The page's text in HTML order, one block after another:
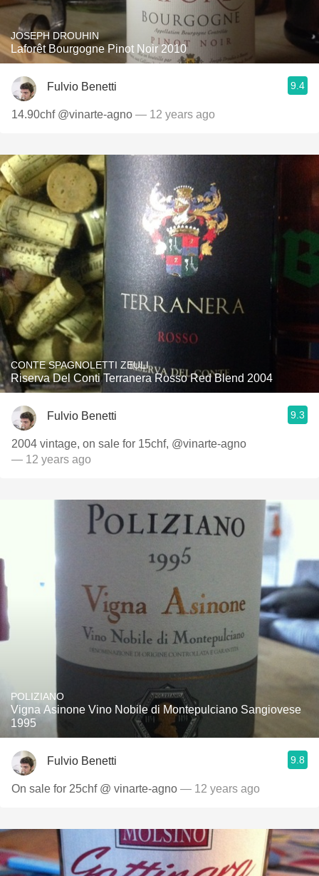
JOSEPH DROUHIN
Laforêt Bourgogne Pinot Noir 2010
Fulvio Benetti 9.4
14.90chf @vinarte-agno — 12 years ago
CONTE SPAGNOLETTI ZEULI
Riserva Del Conti Terranera Rosso Red Blend 2004
Fulvio Benetti 9.3
2004 vintage, on sale for 15chf, @vinarte-agno
— 12 years ago
POLIZIANO
Vigna Asinone Vino Nobile di Montepulciano Sangiovese
1995
Fulvio Benetti 9.8
On sale for 25chf @ vinarte-agno — 12 years ago